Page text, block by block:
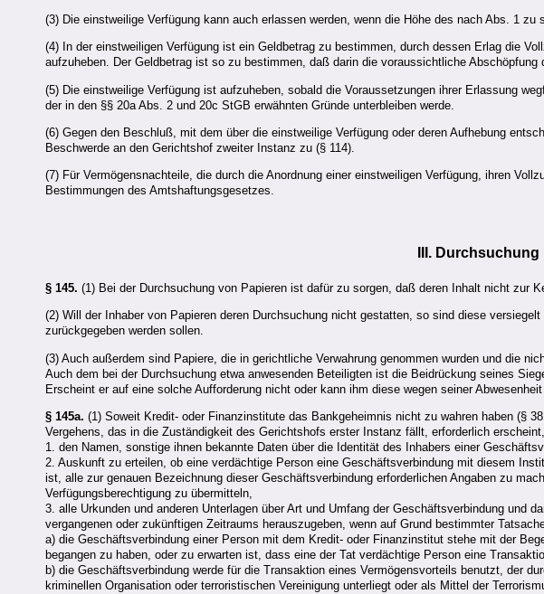
(3) Die einstweilige Verfügung kann auch erlassen werden, wenn die Höhe des nach Abs. 1
(4) In der einstweiligen Verfügung ist ein Geldbetrag zu bestimmen, durch dessen Erlag die
aufzuheben. Der Geldbetrag ist so zu bestimmen, daß darin die voraussichtliche
(5) Die einstweilige Verfügung ist aufzuheben, sobald die Voraussetzungen ihrer Erlassung
der in den §§ 20a Abs. 2 und 20c StGB erwähnten Gründe unterbleiben werde.
(6) Gegen den Beschluß, mit dem über die einstweilige Verfügung oder deren Aufhebung
Beschwerde an den Gerichtshof zweiter Instanz zu (§ 114).
(7) Für Vermögensnachteile, die durch die Anordnung einer einstweiligen Verfügung, ihren
Bestimmungen des Amtshaftungsgesetzes.
III.
§ 145. (1) Bei der Durchsuchung von Papieren ist dafür zu sorgen, daß deren Inhalt nicht zur
(2) Will der Inhaber von Papieren deren Durchsuchung nicht gestatten, so sind diese
zurückgegeben werden sollen.
(3) Auch außerdem sind Papiere, die in gerichtliche Verwahrung genommen wurden und die
Auch dem bei der Durchsuchung etwa anwesenden Beteiligten ist die Beidrückung seines
Erscheint er auf eine solche Aufforderung nicht oder kann ihm diese wegen seiner
§ 145a. (1) Soweit Kredit- oder Finanzinstitute das Bankgeheimnis nicht zu wahren haben (§
Vergehens, das in die Zuständigkeit des Gerichtshofs erster Instanz fällt, erforderlich
1. den Namen, sonstige ihnen bekannte Daten über die Identität des Inhabers einer
2. Auskunft zu erteilen, ob eine verdächtige Person eine Geschäftsverbindung mit diesem
ist, alle zur genauen Bezeichnung dieser Geschäftsverbindung erforderlichen Angaben zu
Verfügungsberechtigung zu übermitteln,
3. alle Urkunden und anderen Unterlagen über Art und Umfang der Geschäftsverbindung
vergangenen oder zukünftigen Zeitraums herauszugeben, wenn auf Grund bestimmter
a) die Geschäftsverbindung einer Person mit dem Kredit- oder Finanzinstitut stehe mit der
begangen zu haben, oder zu erwarten ist, dass eine der Tat verdächtige Person eine
b) die Geschäftsverbindung werde für die Transaktion eines Vermögensvorteils benutzt, der
kriminellen Organisation oder terroristischen Vereinigung unterliegt oder als Mittel der